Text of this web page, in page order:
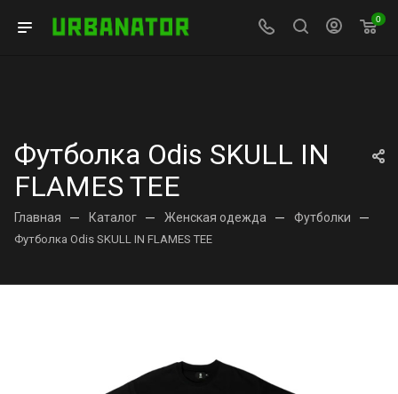
0
Футболка Odis SKULL IN
FLAMES TEE
Главная — Каталог — Женская одежда — Футболки —
Футболка Odis SKULL IN FLAMES TEE